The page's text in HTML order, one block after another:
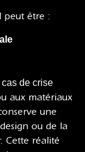
peut être :
cas de crise
aux matériaux
une
ou de la
Cette réalité